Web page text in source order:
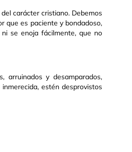
carácter cristiano. Debemos
que es paciente y bondadoso,
se enoja fácilmente, que no
arruinados y desamparados,
estén desprovistos